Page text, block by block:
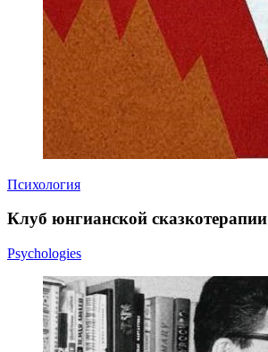
Психология
Клуб юнгианской сказкотерапии
Psychologies